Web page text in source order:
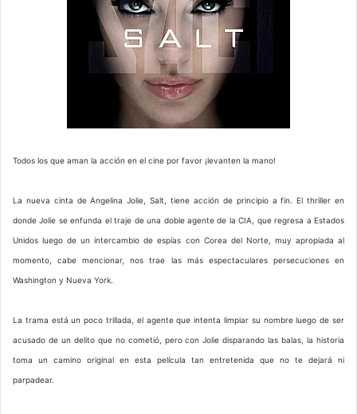
Todos los que aman la acción en el cine por favor ¡levanten la mano!
La nueva cinta de Angelina Jolie, Salt, tiene acción de principio a fin. El thriller en
donde Jolie se enfunda el traje de una doble agente de la CIA, que regresa a Estados
Unidos luego de un intercambio de espías con Corea del Norte, muy apropiada al
momento, cabe mencionar, nos trae las más espectaculares persecuciones en
Washington y Nueva York.
La trama está un poco trillada, el agente que intenta limpiar su nombre luego de ser
acusado de un delito que no cometió, pero con Jolie disparando las balas, la historia
toma un camino original en esta película tan entretenida que no te dejará ni
parpadear.